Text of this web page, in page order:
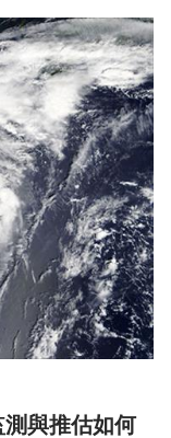
與推估如何